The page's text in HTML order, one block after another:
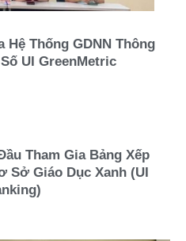
Hệ Thống GDNN Thông
UI GreenMetric
Tham Gia Bảng Xếp
Sở Giáo Dục Xanh (UI